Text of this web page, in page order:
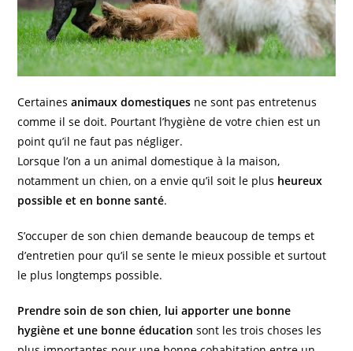
Certainesanimaux domestiques ne sont pas entretenus
comme il se doit. Pourtant l’hygiène de votre chien est un
point qu’il ne faut pas négliger.
Lorsque l’on a un animal domestique à la maison,
notamment un chien, on a envie qu’il soit le plus heureux
possible et en bonne santé.
S’occuper de son chien demande beaucoup de temps et
d’entretien pour qu’il se sente le mieux possible et surtout
le plus longtemps possible.
Prendre soin de son chien, lui apporter une bonne
hygiène et une bonne éducation sont les trois choses les